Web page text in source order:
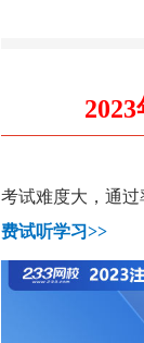
考试难度大，通过
费试听学习>>